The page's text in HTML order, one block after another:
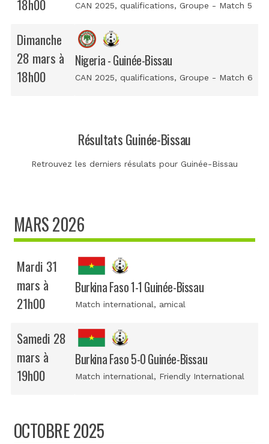
18h00
CAN 2025, qualifications, Groupe - Match 5
Dimanche
28 mars à
18h00
Nigeria - Guinée-Bissau
CAN 2025, qualifications, Groupe - Match 6
Résultats Guinée-Bissau
Retrouvez les derniers résulats pour Guinée-Bissau
MARS 2026
Mardi 31
mars à
21h00
Burkina Faso 1-1 Guinée-Bissau
Match international, amical
Samedi 28
mars à
19h00
Burkina Faso 5-0 Guinée-Bissau
Match international, Friendly International
OCTOBRE 2025